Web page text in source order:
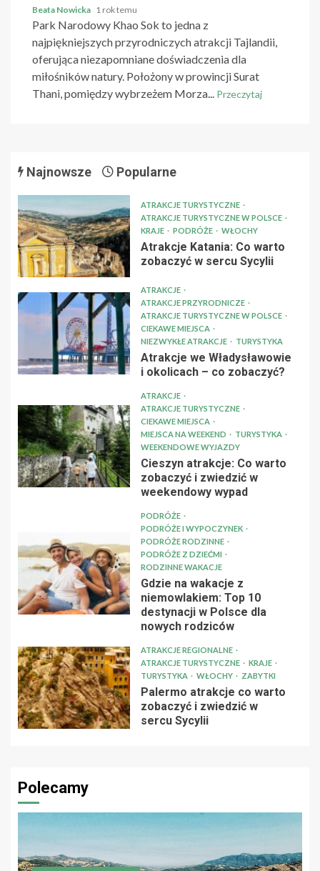
Beata Nowicka 1 rok temu
Park Narodowy Khao Sok to jedna z
najpiękniejszych przyrodniczych atrakcji Tajlandii,
oferująca niezapomniane doświadczenia dla
miłośników natury. Położony w prowincji Surat
Thani, pomiędzy wybrzeżem Morza...
Przeczytaj
Najnowsze Popularne
ATRAKCJE TURYSTYCZNE
ATRAKCJE TURYSTYCZNE W POLSCE
KRAJE
PODRÓŻE WŁOCHY
Atrakcje Katania: Co warto
zobaczyć w sercu Sycylii
ATRAKCJE
ATRAKCJE PRZYRODNICZE
ATRAKCJE TURYSTYCZNE W POLSCE
CIEKAWE MIEJSCA
NIEZWYKŁE ATRAKCJE
TURYSTYKA
Atrakcje we Władysławowie
i okolicach – co zobaczyć?
ATRAKCJE
ATRAKCJE TURYSTYCZNE
CIEKAWE MIEJSCA
MIEJSCA NA WEEKEND
TURYSTYKA
WEEKENDOWE WYJAZDY
Cieszyn atrakcje: Co warto
zobaczyć i zwiedzić w
weekendowy wypad
PODRÓŻE
PODRÓŻE I WYPOCZYNEK
PODRÓŻE RODZINNE
PODRÓŻE Z DZIEĆMI
RODZINNE WAKACJE
Gdzie na wakacje z
niemowlakiem: Top 10
destynacji w Polsce dla
nowych rodziców
ATRAKCJE REGIONALNE
ATRAKCJE TURYSTYCZNE
KRAJE
TURYSTYKA
WŁOCHY ZABYTKI
Palermo atrakcje co warto
zobaczyć i zwiedzić w
sercu Sycylii
Polecamy